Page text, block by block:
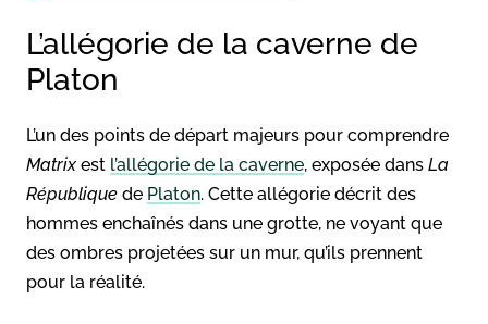
L’allégorie de la caverne de
Platon
L’un des points de départ majeurs pour comprendre
Matrixest l’allégorie de la caverne, exposée dans La
République de Platon. Cette allégorie décrit des
hommes enchaînés dans une grotte, ne voyant que
des ombres projetées sur un mur, qu’ils prennent
pour la réalité.